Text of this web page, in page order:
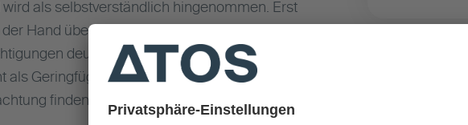
als selbstverständlich hingenommen. Erst
Hand über eine Zeitlang nicht gegeben sind,
deutlich. Daher sollten
als Geringfügigkeit abgetan werden, sondern
finden.